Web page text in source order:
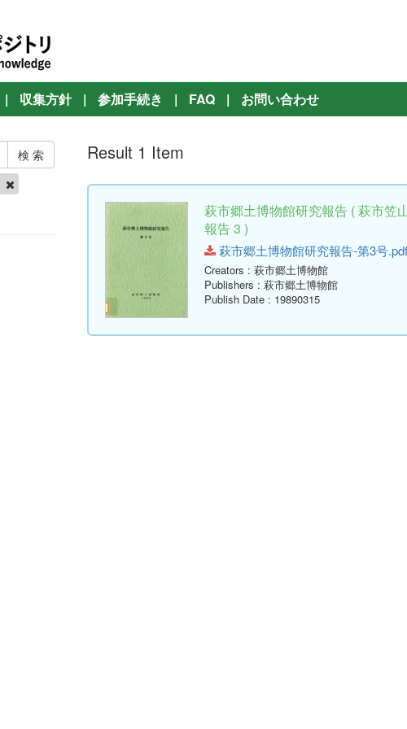
| 収集方針 | 参加手続き | FAQ | お問い合わせ
Result 1 Item
萩市郷土博物館研究報告 ( 萩市笠
報告 3 )
萩市郷土博物館研究報告-第3号
Creators : 萩市郷土博物館
Publishers : 萩市郷土博物館
Publish Date : 19890315